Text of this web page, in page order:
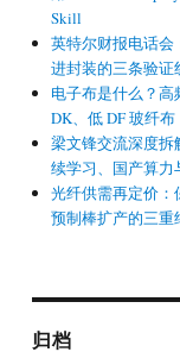
Skill
英特尔财报电话
进封装的三条验证
电子布是什么？高
DK、低 DF 玻纤布
梁文锋交流深度拆
续学习、国产算力
光纤供需再定价
预制棒扩产的三重
归档